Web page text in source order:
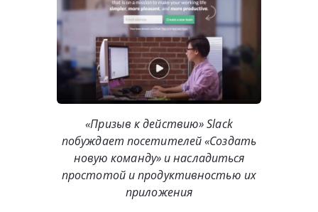
«Призыв к действию» Slack
побуждает посетителей «Создать
новую команду» и насладиться
простотой и продуктивностью их
приложения